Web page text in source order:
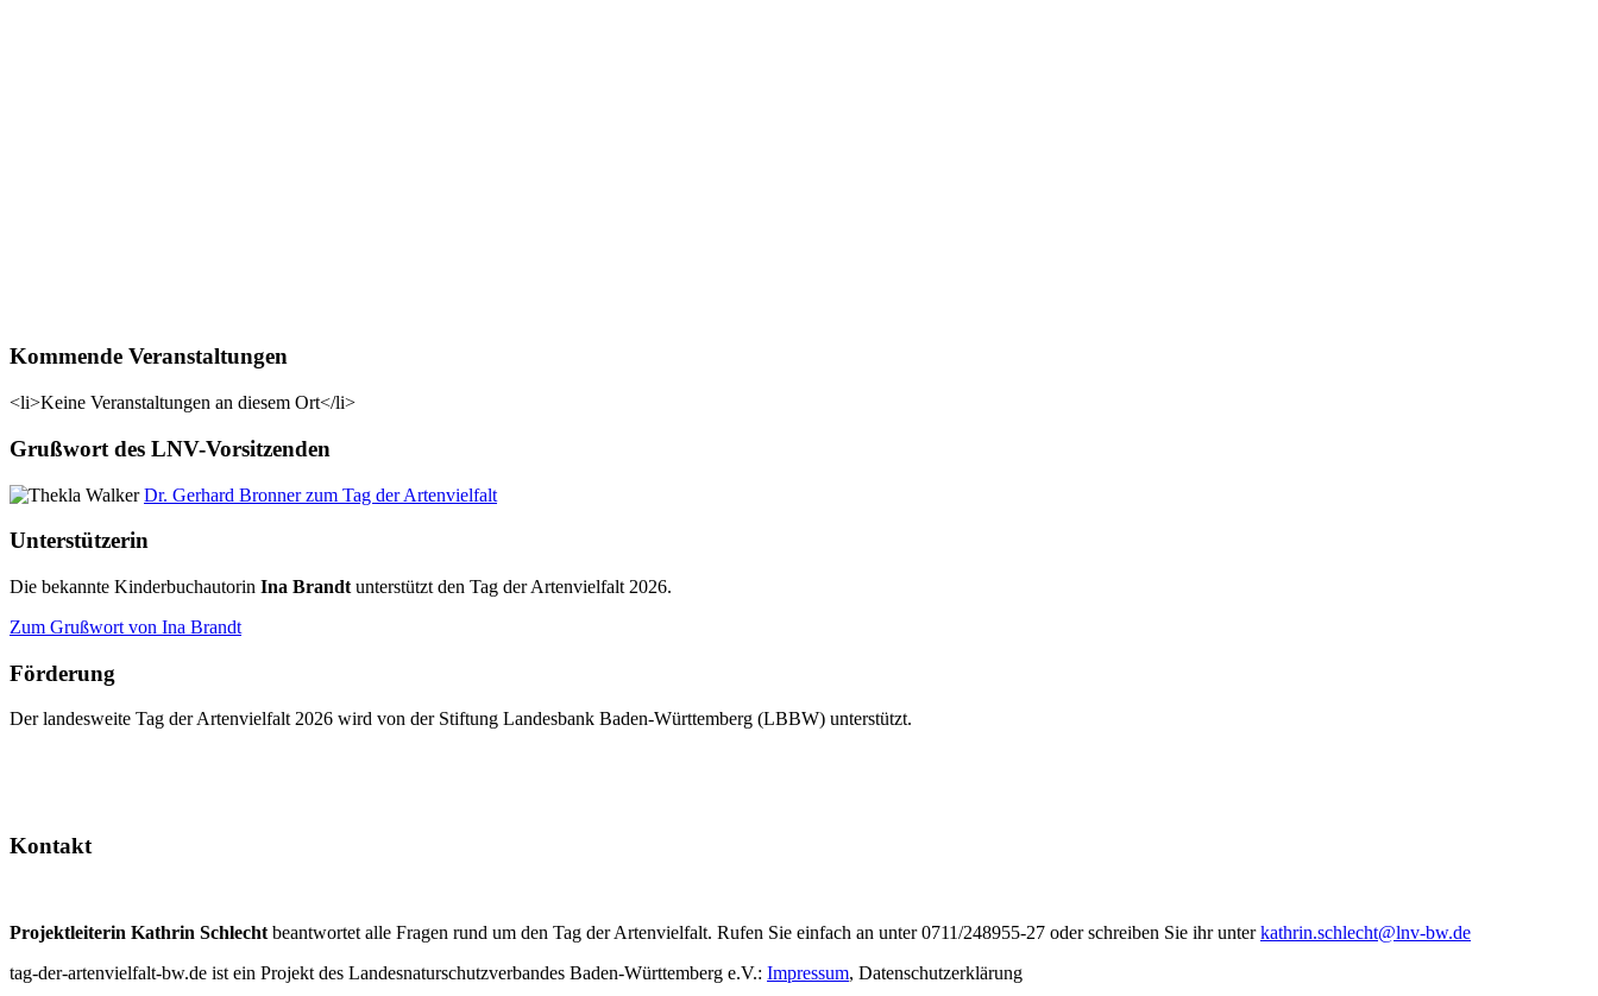
Kommende Veranstaltungen
<li>Keine Veranstaltungen an diesem Ort</li>
Grußwort des LNV-Vorsitzenden
Dr. Gerhard Bronner zum Tag der Artenvielfalt
Unterstützerin
Die bekannte Kinderbuchautorin Ina Brandt unterstützt den Tag der Artenvielfalt 2026.
Zum Grußwort von Ina Brandt
Förderung
Der landesweite Tag der Artenvielfalt 2026 wird von der Stiftung Landesbank Baden-Württemberg (LBBW) unterstützt.
Kontakt
Projektleiterin Kathrin Schlecht beantwortet alle Fragen rund um den Tag der Artenvielfalt. Rufen Sie einfach an unter 0711/248955-27 oder schreiben Sie ihr unterkathrin.schlecht@lnv-bw.de
tag-der-artenvielfalt-bw.de ist ein Projekt des Landesnaturschutzverbandes Baden-Württemberg e.V.: Impressum, Datenschutzerklärung